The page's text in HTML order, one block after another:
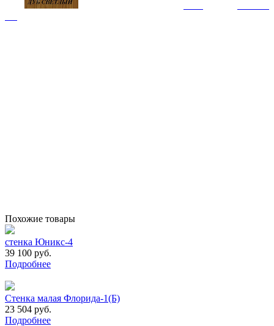
Похожие товары
стенка Юникс-4
39 100 руб.
Подробнее
Стенка малая Флорида-1(Б)
23 504 руб.
Подробнее